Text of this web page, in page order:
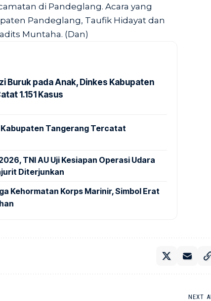
di Pandeglang. Acara yang
Pandeglang, Taufik Hidayat dan
Muntaha. (Dan)
Buruk pada Anak, Dinkes Kabupaten
1.151 Kasus
Kabupaten Tangerang Tercatat
TNI AU Uji Kesiapan Operasi Udara
Diterjunkan
Kehormatan Korps Marinir, Simbol Erat
NEXT